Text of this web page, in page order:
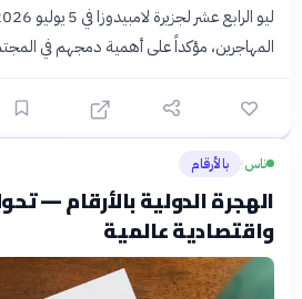
المهاجرين، مؤكداً على أهمية دمجهم في
ناس› بالأرقام
الهجرة الدولية بالأرقام —
واقتصادية عالمية